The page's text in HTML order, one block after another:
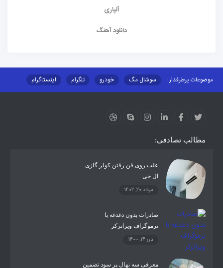
آلپاری
دانلود آهنگ
موضوعات پرطرفدار : سوشال مگ خودرو تلگرام
اینستاگرام
مطالب تصادفی:
علت روی فن رفتن کولر گازی
ال جی
مرداد 20, 1402
صادرات بدون دغدغه با
ترموگراف ویراترکر
دی 14, 1400
معرفی سه نهال پر سود تضمین